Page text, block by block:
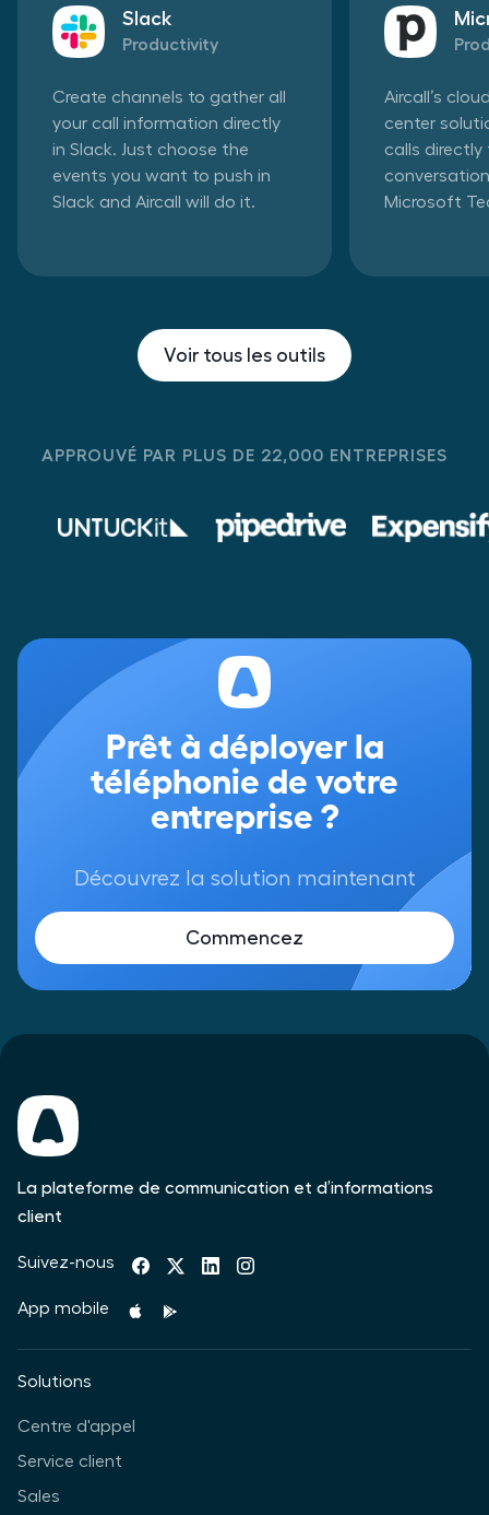
Slack
Productivity
Create channels to gather all
your call information directly
in Slack. Just choose the
events you want to push in
Slack and Aircall will do it.
Aircall’s
center
calls
Microsoft
Voir tous les outils
APPROUVÉ PAR PLUS DE 22,000 ENTREPRISES
Prêt à déployer la
téléphonie de votre
entreprise ?
Découvrez la solution maintenant
Commencez
La plateforme de communication et d’informations
client
Suivez-nous
App mobile
Solutions
Centre d'appel
Service client
Sales